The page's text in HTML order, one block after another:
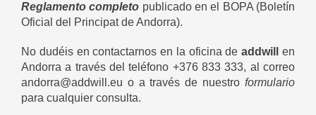
Reglamento completo publicado en el BOPA (Boletín
Oficial del Principat de Andorra).
No dudéis en contactarnos en la oficina deaddwill
en
Andorra a través del teléfono +376 833 333, al correo
andorra@addwill.eu o a través de nuestro formulario
para cualquier consulta.